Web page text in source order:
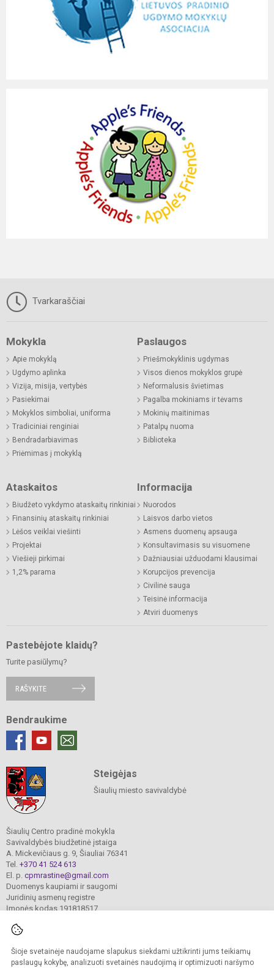
Šioje svetainėje naudojame slapukus siekdami užtikrinti jums teikiamų
paslaugų kokybę, analizuoti svetainės naudojimą ir optimizuoti naršymo
Tvarkaraščiai
Mokykla
Apie mokyklą
Ugdymo aplinka
Vizija, misija, vertybės
Pasiekimai
Mokyklos simboliai, uniforma
Tradiciniai renginiai
Bendradarbiavimas
Priėmimas į mokyklą
Paslaugos
Priešmokyklinis ugdymas
Visos dienos mokyklos grupė
Neformalusis švietimas
Pagalba mokiniams ir tėvams
Mokinių maitinimas
Patalpų nuoma
Biblioteka
Ataskaitos
Biudžeto vykdymo ataskaitų rinkiniai
Finansinių ataskaitų rinkiniai
Lėšos veiklai viešinti
Projektai
Viešieji pirkimai
1,2% parama
Informacija
Nuorodos
Laisvos darbo vietos
Asmens duomenų apsauga
Konsultavimasis su visuomene
Dažniausiai užduodami klausimai
Korupcijos prevencija
Civilinė sauga
Teisinė informacija
Atviri duomenys
Pastebėjote klaidų?
Turite pasiūlymų?
RAŠYKITE
Bendraukime
Steigėjas
Šiaulių miesto savivaldybė
Šiaulių Centro pradinė mokykla
Savivaldybės biudžetinė įstaiga
A. Mickevičiaus g. 9, Šiauliai 76341
Tel. +370 41 524 613
El. p. cpmrastine@gmail.com
Duomenys kaupiami ir saugomi
Juridinių asmenų registre
Įmonės kodas 191818517
© 2024. Šiaulių Centro pradinė mokykla. Visos teisės saugomos.
Kopijuoti turinį be raštiško įstaigos administracijos sutikimo griežtai draudžiama.